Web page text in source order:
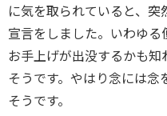
に気を取られていると、
宣言をしました。いわゆ
お手上げが出没するかも
そうです。やはり念には
そうです。